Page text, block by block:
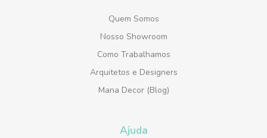
Quem Somos
Nosso Showroom
Como Trabalhamos
Arquitetos e Designers
Mana Decor (Blog)
Ajuda